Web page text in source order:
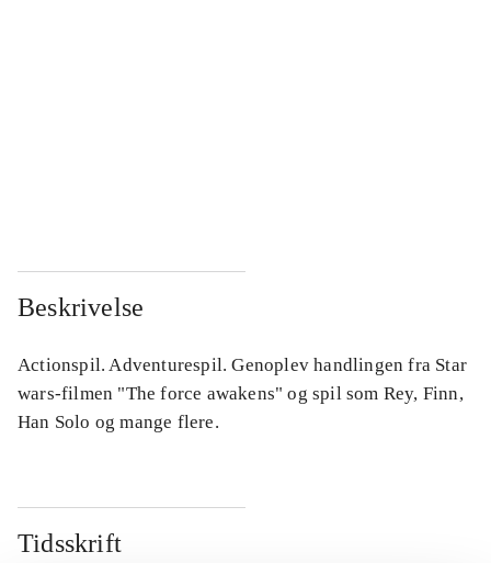
Beskrivelse
Actionspil. Adventurespil. Genoplev handlingen fra Star
wars-filmen "The force awakens" og spil som Rey, Finn,
Han Solo og mange flere.
Tidsskrift